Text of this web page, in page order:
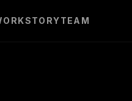
STORYTEAM